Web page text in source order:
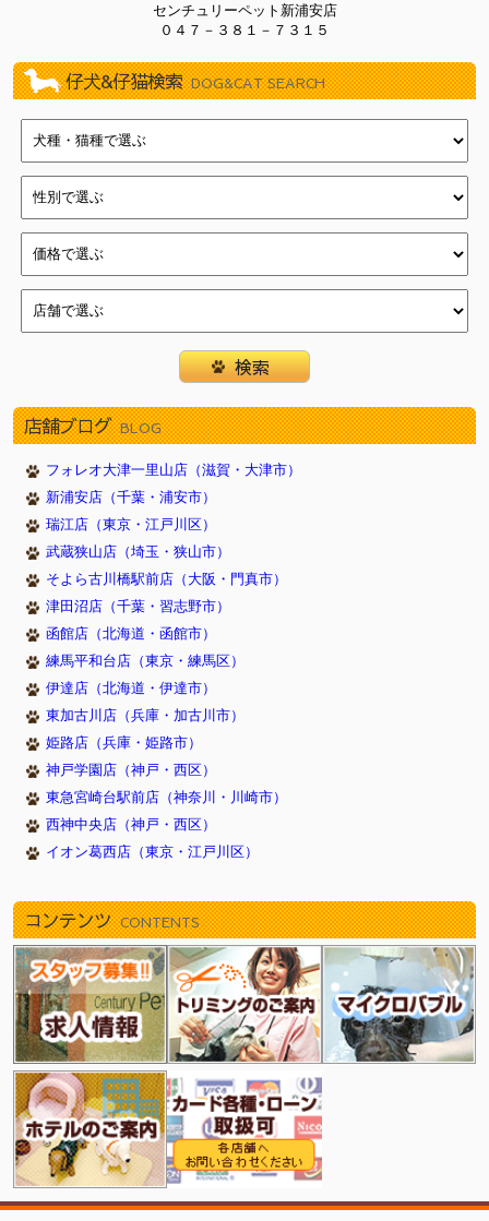
クリアランス・ＳＵＭＭＥＲフェスティバル！（新浦安
2018/05/18イオン新浦安店新浦安祭
2018/04/22一足お先にGWフェア（新浦安店）
2018/03/15わんにゃん・ハム新生活フェア（新浦安店）
2018/01/01☆新春フェア開催☆(戸塚店)
2017/12/31新春初売り（新浦安店）
2017/12/16
2017/12/03Merry Christmasフェア（新浦安店）
トリミングハロウィンキャンペーン（川西店）
１５周年祭×イオンビッグフライデー（新浦安店）
2017/05/18イオン新浦安店新装OPEN！（新浦安店）
2017/05/055月4日から7日まで子犬子猫のキャンペーンをしていま
す 豊明店
2017/05/04 ＧＷフェア開催（新浦安店）
2017/04/13さくら祭（新浦安店）
2017/03/27スプリングフェア開催中(西神中央店)
2017/03/17☆新生活応援フェア 開催☆(戸塚店)
2017/03/17３連休限定フェア（新浦安）
2017/02/092/22猫の日記念フェア(新浦安）
2017/02/02春の無料健康診断(3/19) 豊明店
2017/01/01☆新春フェア☆福袋も♪(戸塚店)
2016/12/31新春初売りフェア（新浦安店）
2016/12/13 クリスマスフェア開催中(豊明店)
浦安店）
2016/11/24BLACK FRIDAY！（新浦安店）
2016/10/23☆ハロウィンフェア開催中☆(戸塚店)
2016/10/19秋の大感謝祭っ♪♪ (西神中央店)
2016/10/07秋のサンクスフェア（新浦安店）
2016/09/25☆オータムわんにゃんフェア開催☆(戸塚店)
2016/09/23月末セール！（新浦安店）
2016/08/11夏休みわんにゃんフェア（新浦安店）
2016/07/21☆ 夏の大感謝祭 ☆ 【練馬平和台店】
2016/07/12☆SUUMERフェスティバル開催中☆(戸塚店)
2016/06/30毎月１・２・３日はお得！（新浦安店）
2016/06/24ひとめぼれ7キャンペーン★豊明店
2016/06/23夏のプライスダウンセール！（新浦安店）
2016/01/23炭酸泉お試しキャンペーン（新浦安店）
センチュリーペット新浦安店
０４７－３８１－７３１５
仔犬&仔猫検索 DOG&CAT SEARCH
店舗ブログ BLOG
フォレオ大津一里山店（滋賀・大津市）
新浦安店（千葉・浦安市）
瑞江店（東京・江戸川区）
武蔵狭山店（埼玉・狭山市）
そよら古川橋駅前店（大阪・門真市）
津田沼店（千葉・習志野市）
函館店（北海道・函館市）
練馬平和台店（東京・練馬区）
伊達店（北海道・伊達市）
東加古川店（兵庫・加古川市）
姫路店（兵庫・姫路市）
神戸学園店（神戸・西区）
東急宮崎台駅前店（神奈川・川崎市）
西神中央店（神戸・西区）
イオン葛西店（東京・江戸川区）
コンテンツ CONTENTS